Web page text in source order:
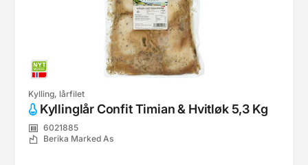
Kylling, lårfilet
Kyllinglår Confit Timian & Hvitløk 5,3 Kg
6021885
Berika Marked As